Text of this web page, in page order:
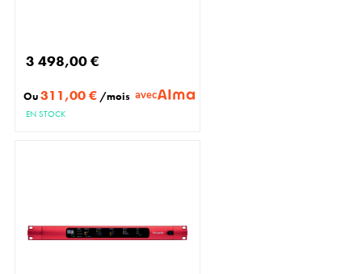
3 498,00 €
Ou311,00 € /mois avec
EN STOCK